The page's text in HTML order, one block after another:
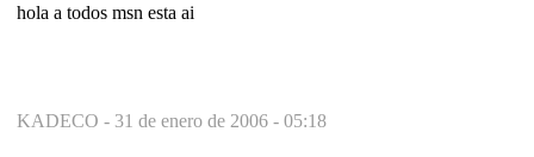
hola a todos msn esta ai
KADECO - 31 de enero de 2006 - 05:18